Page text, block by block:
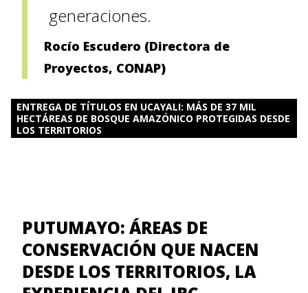
generaciones.
Rocío Escudero (Directora de
Proyectos, CONAP)
ENTREGA DE TÍTULOS EN UCAYALI: MÁS DE 37 MIL
HECTÁREAS DE BOSQUE AMAZÓNICO PROTEGIDAS DESDE
LOS TERRITORIOS
PUTUMAYO: ÁREAS DE
CONSERVACIÓN QUE NACEN
DESDE LOS TERRITORIOS, LA